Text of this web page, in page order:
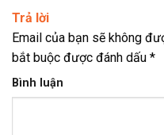
Trả lời
Email của bạn sẽ không
bắt buộc được đánh dấu *
Bình luận